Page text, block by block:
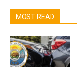
MOST READ